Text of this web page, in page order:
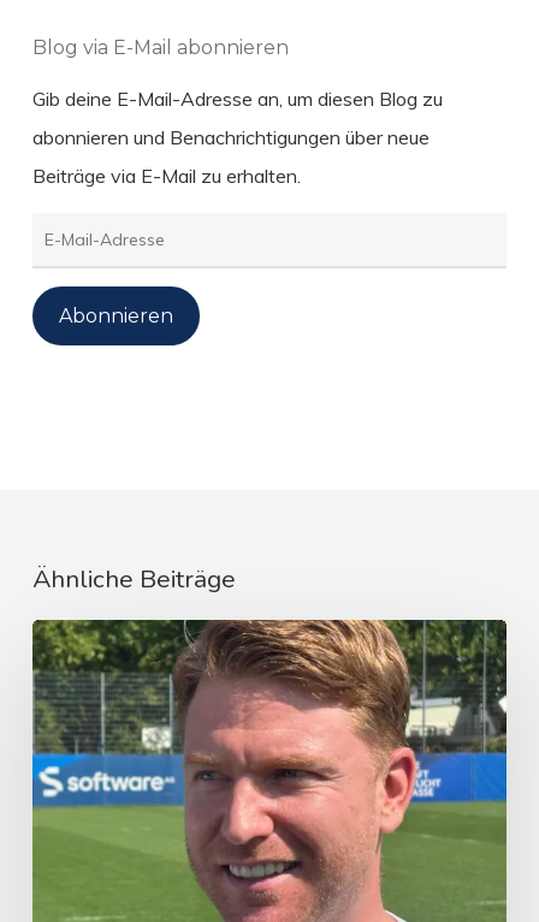
Blog via E-Mail abonnieren
Gib deine E-Mail-Adresse an, um diesen Blog zu
abonnieren und Benachrichtigungen über neue
Beiträge via E-Mail zu erhalten.
E-
Mail-
Adresse
Abonnieren
Ähnliche Beiträge